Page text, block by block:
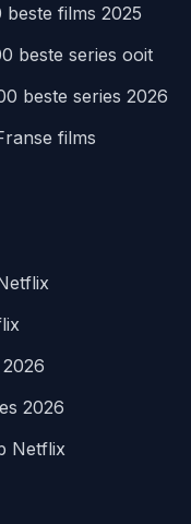
beste films 2025
beste series ooit
beste series 2026
films
2026
Netflix